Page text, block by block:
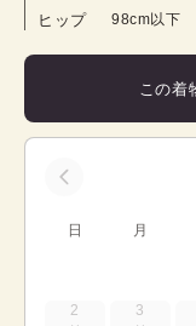
ヒップ 98cm以下
この着
日 月
2 3